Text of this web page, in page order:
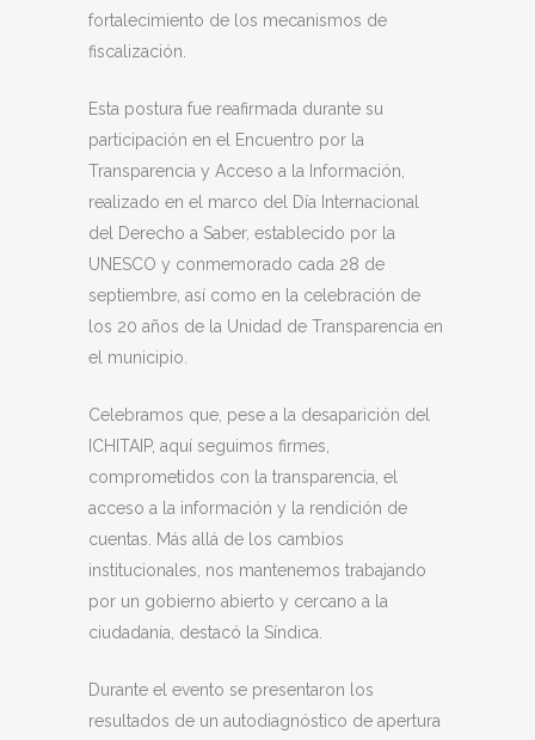
fortalecimiento de los mecanismos de
fiscalización.
Esta postura fue reafirmada durante su
participación en el Encuentro por la
Transparencia y Acceso a la Información,
realizado en el marco del Día Internacional
del Derecho a Saber, establecido por la
UNESCO y conmemorado cada 28 de
septiembre, así como en la celebración de
los 20 años de la Unidad de Transparencia en
el municipio.
Celebramos que, pese a la desaparición del
ICHITAIP, aquí seguimos firmes,
comprometidos con la transparencia, el
acceso a la información y la rendición de
cuentas. Más allá de los cambios
institucionales, nos mantenemos trabajando
por un gobierno abierto y cercano a la
ciudadanía, destacó la Síndica.
Durante el evento se presentaron los
resultados de un autodiagnóstico de apertura